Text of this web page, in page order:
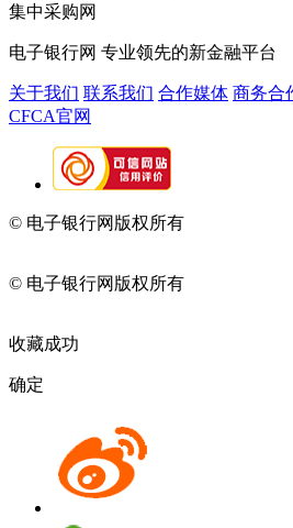
集中采购网
电子银行网 专业领先的新金融平台
关于我们 联系我们 合作媒体 商务合
CFCA官网
© 电子银行网版权所有
© 电子银行网版权所有
收藏成功
确定